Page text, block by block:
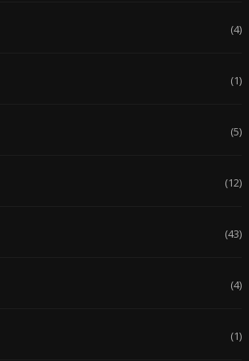
(4)
(1)
(5)
(12)
(43)
(4)
(1)